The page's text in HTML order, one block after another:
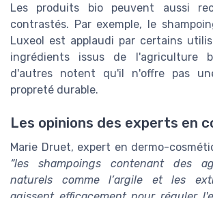
Les produits bio peuvent aussi
contrastés. Par exemple, le
Luxeol est applaudi par certains
ingrédients issus de l'agriculture
d'autres notent qu'il n'offre pas
propreté durable.
Les opinions des experts en
Marie Druet, expert en dermo-
“les shampoings contenant des
naturels comme l’argile et les